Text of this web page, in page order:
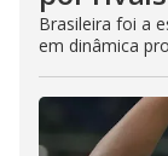
Brasileira foi a
em dinâmica